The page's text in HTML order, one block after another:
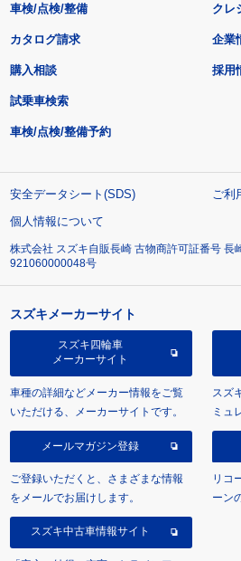
車検/点検/整備 クレ
カタログ請求
購入相談
試乗車検索
車検/点検/整備予約
企業
採用
安全データシート(SDS)
ご利
個人情報について
株式会社 スズキ自販長崎 古物商許可証番号 長
921060000048号
スズキメーカーサイト
スズキ四輪車
メーカーサイト
車種の詳細などメーカー情報をご覧
いただける、メーカーサイトです。
スズ
ミュ
メールマガジン登録
ご登録いただくと、さまざまな情報
をメールでお届けします。
リコ
ーン
スズキ中古車情報サイト